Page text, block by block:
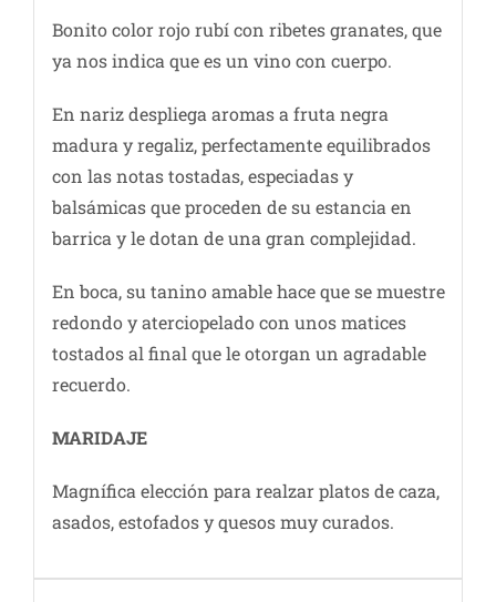
Bonito color rojo rubí con ribetes granates, que
ya nos indica que es un vino con cuerpo.
En nariz despliega aromas a fruta negra
madura y regaliz, perfectamente equilibrados
con las notas tostadas, especiadas y
balsámicas que proceden de su estancia en
barrica y le dotan de una gran complejidad.
En boca, su tanino amable hace que se muestre
redondo y aterciopelado con unos matices
tostados al final que le otorgan un agradable
recuerdo.
MARIDAJE
Magnífica elección para realzar platos de caza,
asados, estofados y quesos muy curados.